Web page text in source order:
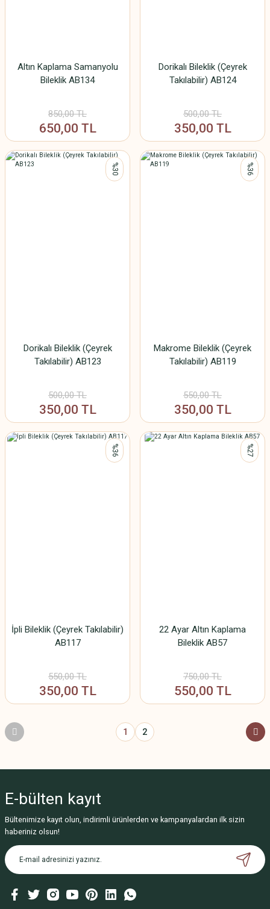
Altın Kaplama Samanyolu
Bileklik AB134
850,00 TL
650,00 TL
Dorikalı Bileklik (Çeyrek
Takılabilir) AB124
500,00 TL
350,00 TL
%30
Dorikalı Bileklik (Çeyrek
Takılabilir) AB123
500,00 TL
350,00 TL
%36
Makrome Bileklik (Çeyrek
Takılabilir) AB119
550,00 TL
350,00 TL
%36
İpli Bileklik (Çeyrek Takılabilir)
AB117
550,00 TL
350,00 TL
%27
22 Ayar Altın Kaplama
Bileklik AB57
750,00 TL
550,00 TL
1 2
E-bülten kayıt
Bültenimize kayıt olun, indirimli ürünlerden ve kampanyalardan ilk sizin
haberiniz olsun!